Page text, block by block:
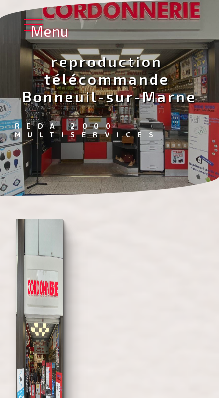
Menu
reproduction
télécommande
Bonneuil-sur-Marne
REDA 2000
MULTISERVICES
Panneau de gestion des cookies